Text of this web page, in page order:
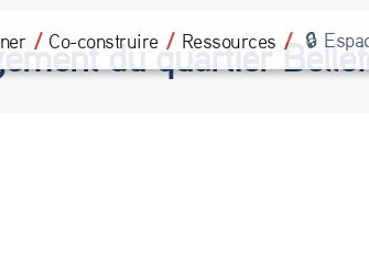
Co-construire Ressources
du quartier